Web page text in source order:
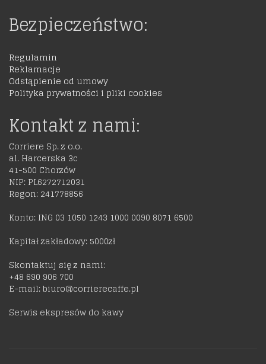
Bezpieczeństwo:
Regulamin
Reklamacje
Odstąpienie od umowy
Polityka prywatności i pliki cookies
Kontakt z nami:
Corriere Sp. z o.o.
al. Harcerska 3c
41-500 Chorzów
NIP: PL6272712031
Regon: 241778856
Konto: ING 03 1050 1243 1000 0090 8071 6500
Kapitał zakładowy: 5000zł
Skontaktuj się z nami:
+48 690 906 700
E-mail: biuro@corrierecaffe.pl
Serwis ekspresów do kawy